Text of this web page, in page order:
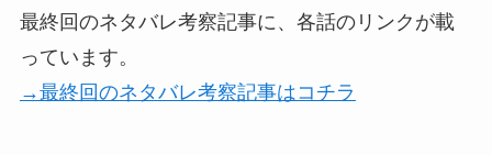
最終回のネタバレ考察記事に、各話のリンクが載
っています。
→最終回のネタバレ考察記事はコチラ